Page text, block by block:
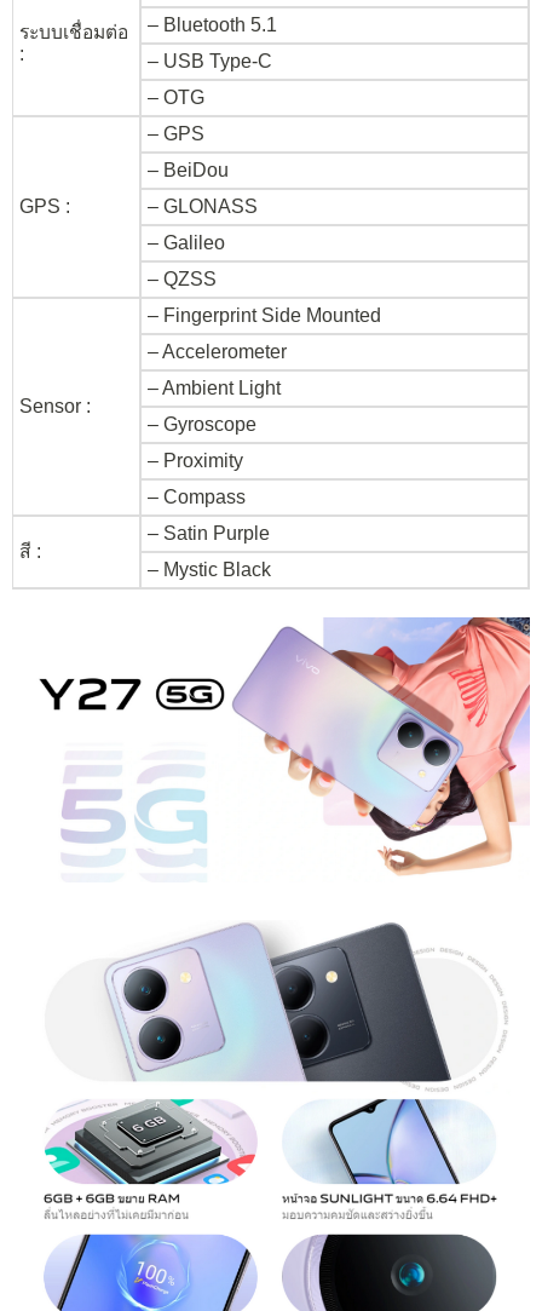
ระบบเชื่อมต่อ
:
– Bluetooth 5.1
– USB Type-C
– OTG
GPS :
– GPS
– BeiDou
– GLONASS
– Galileo
– QZSS
Sensor :
– Fingerprint Side Mounted
– Accelerometer
– Ambient Light
– Gyroscope
– Proximity
– Compass
สี :
– Satin Purple
– Mystic Black